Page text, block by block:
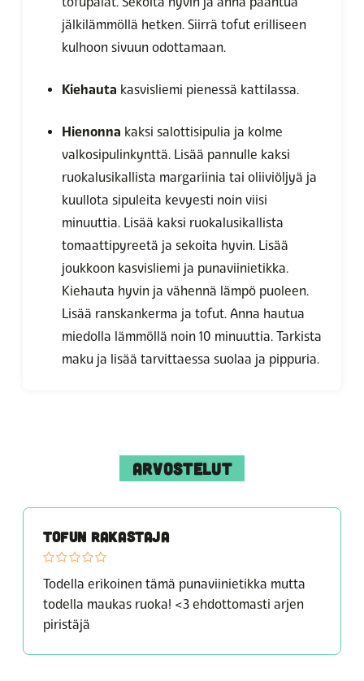
jälkilämmöllä hetken. Siirrä tofut erilliseen
kulhoon sivuun odottamaan.
Kiehauta kasvisliemi pienessä kattilassa.
Hienonna kaksi salottisipulia ja kolme
valkosipulinkynttä. Lisää pannulle kaksi
ruokalusikallista margariinia tai oliiviöljyä ja
kuullota sipuleita kevyesti noin viisi
minuuttia. Lisää kaksi ruokalusikallista
tomaattipyreetä ja sekoita hyvin. Lisää
joukkoon kasvisliemi ja punaviinietikka.
Kiehauta hyvin ja vähennä lämpö puoleen.
Lisää ranskankerma ja tofut. Anna hautua
miedolla lämmöllä noin 10 minuuttia. Tarkista
maku ja lisää tarvittaessa suolaa ja pippuria.
ARVOSTELUT
TOFUN RAKASTAJA
Todella erikoinen tämä punaviinietikka mutta
todella maukas ruoka! <3 ehdottomasti arjen
piristäjä